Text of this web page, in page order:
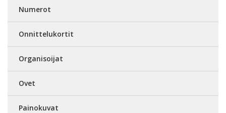
Numerot
Onnittelukortit
Organisoijat
Ovet
Painokuvat